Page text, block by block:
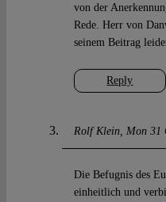
Reply
von der
Rede. Herr von
seinem Beitrag
Rolf Klein Mon 31
Die Befugnis des
einheitlich und